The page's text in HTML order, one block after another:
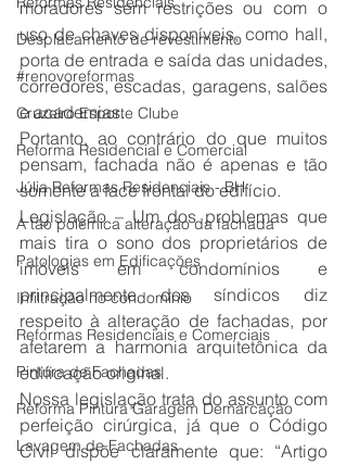
Desplacamento de revestimento
#renovoreformas
Cruzeiro Esporte Clube
Reforma Residencial e Comercial
Júlia Reformas Residenciais - BH
A tão polêmica alteração da fachada
Patologias em Edificações
Infiltração no condomínio
Reformas Residenciais e Comerciais
Pintura de Fachadas
Reforma Pintura Garagem Demarcação
Lavagem de Fachadas
moradores sem restrições ou com o
uso de chaves disponíveis, como hall,
porta de entrada e saída das unidades,
corredores, escadas, garagens, salões
e academias.
Portanto, ao contrário do que muitos
pensam, fachada não é apenas e tão
somente a face frontal do edifício.
Legislação – Um dos problemas que
mais tira o sono dos proprietários de
imóveis em condomínios e
principalmente dos síndicos diz
respeito à alteração de fachadas, por
afetarem a harmonia arquitetônica da
edificação original.
Nossa legislação trata do assunto com
perfeição cirúrgica, já que o Código
Civil dispõe claramente que: “Artigo